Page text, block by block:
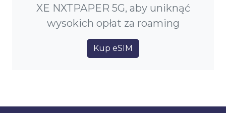
XE NXTPAPER 5G, aby uniknąć
wysokich opłat za roaming
Kup eSIM